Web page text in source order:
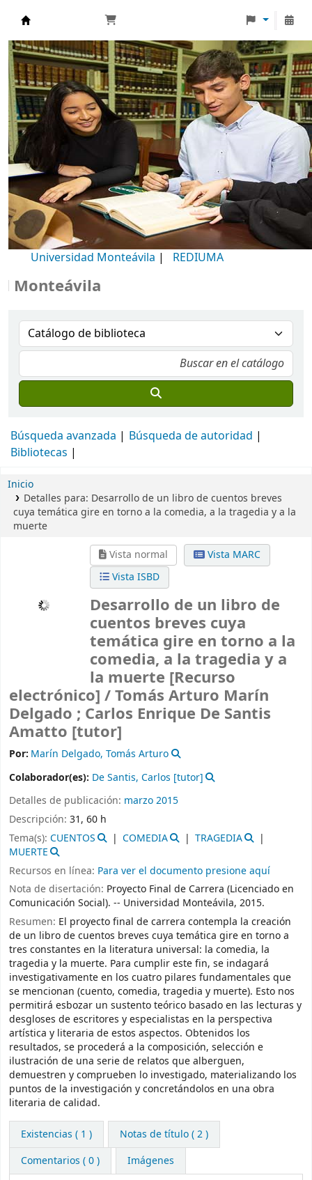
Biblioteca Universidad Monteávila
Universidad Monteávila | REDIUMA
Búsqueda avanzada
Búsqueda de autoridad
Bibliotecas
Inicio
Detalles para: Desarrollo de un libro de cuentos breves
cuya temática gire en torno a la comedia, a la tragedia y a la
muerte
Vista normal
Vista MARC
Vista ISBD
Desarrollo de un libro de
cuentos breves cuya
temática gire en torno a la
comedia, a la tragedia y a
la muerte [Recurso
electrónico] /Tomás Arturo Marín
Delgado ; Carlos Enrique De Santis
Amatto [tutor]
Por: Marín Delgado, Tomás Arturo
Colaborador(es): De Santis, Carlos [tutor]
Detalles de publicación: marzo 2015
Descripción: 31, 60 h
Tema(s): CUENTOS COMEDIA
TRAGEDIA
MUERTE
Recursos en línea: Para ver el documento presione aquí
Nota de disertación: Proyecto Final de Carrera (Licenciado en
Comunicación Social). -- Universidad Monteávila, 2015.
Resumen: El proyecto final de carrera contempla la creación
de un libro de cuentos breves cuya temática gire en torno a
tres constantes en la literatura universal: la comedia, la
tragedia y la muerte. Para cumplir este fin, se indagará
investigativamente en los cuatro pilares fundamentales que
se mencionan (cuento, comedia, tragedia y muerte). Esto nos
permitirá esbozar un sustento teórico basado en las lecturas y
desgloses de escritores y especialistas en la perspectiva
artística y literaria de estos aspectos. Obtenidos los
resultados, se procederá a la composición, selección e
ilustración de una serie de relatos que alberguen,
demuestren y comprueben lo investigado, materializando los
puntos de la investigación y concretándolos en una obra
literaria de calidad.
Existencias ( 1 )
Notas de título ( 2 )
Comentarios ( 0 )
Imágenes